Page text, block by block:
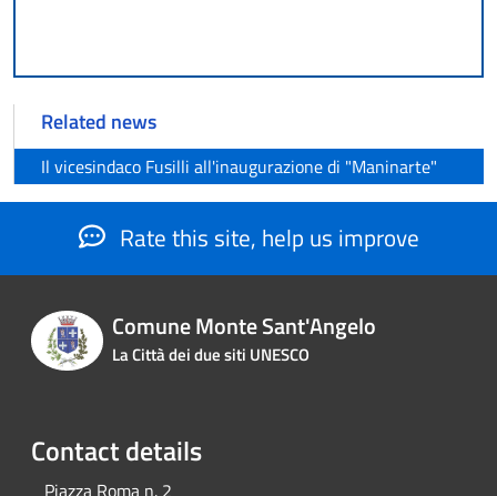
Related news
Il vicesindaco Fusilli all'inaugurazione di "Maninarte"
Rate this site, help us improve
Comune Monte Sant'Angelo
La Città dei due siti UNESCO
Contact details
Piazza Roma n. 2